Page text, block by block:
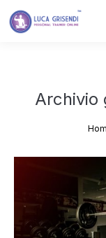
Archivio